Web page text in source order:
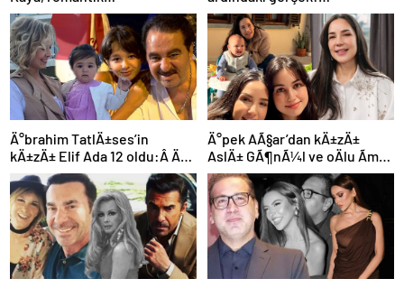
paylaşımlarına devam ediyor
Eleştirenler ve mürettebatın
savunması
Ä°brahim TatlÄ±ses’in
kÄ±zÄ± Elif Ada 12 oldu:Â Ä°yi
ki doÄdun altÄ±n ufaÄÄ±m!
Ä°pek AÃ§ar’dan kÄ±zÄ±
AslÄ± GÃ¶nÃ¼l ve oÄlu Ãmer
ile yeni kare